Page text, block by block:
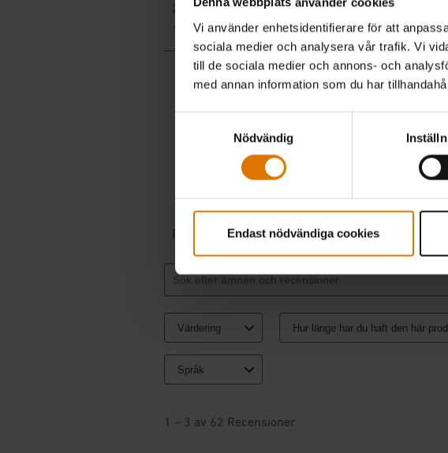
Vi använder enhetsidentifierare för att
sociala medier och analysera vår trafik. Vi
till de sociala medier och annons- och
med annan information som du har
Nödvändig
Endast nödvändiga cookies